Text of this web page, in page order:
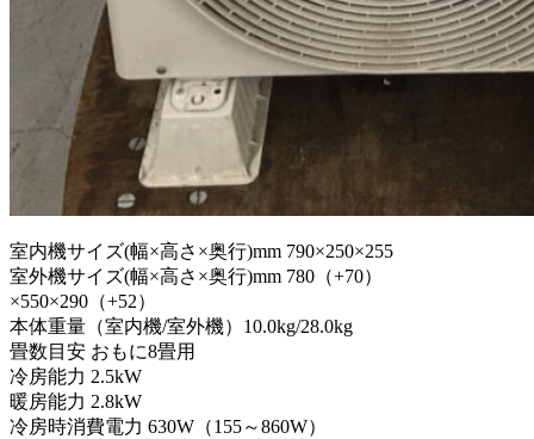
室内機サイズ(幅×高さ×奥行)mm 790×250×255
室外機サイズ(幅×高さ×奥行)mm 780（+70）
×550×290（+52）
本体重量（室内機/室外機）10.0kg/28.0kg
畳数目安 おもに8畳用
冷房能力 2.5kW
暖房能力 2.8kW
冷房時消費電力 630W（155～860W）